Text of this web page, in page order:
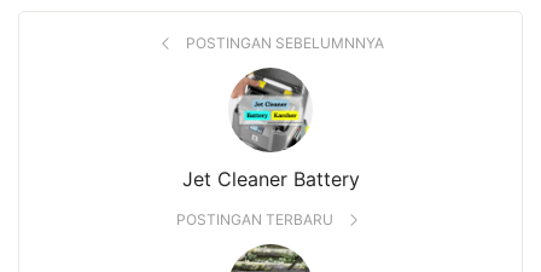
POSTINGAN SEBELUMNNYA
Jet Cleaner Battery
POSTINGAN TERBARU